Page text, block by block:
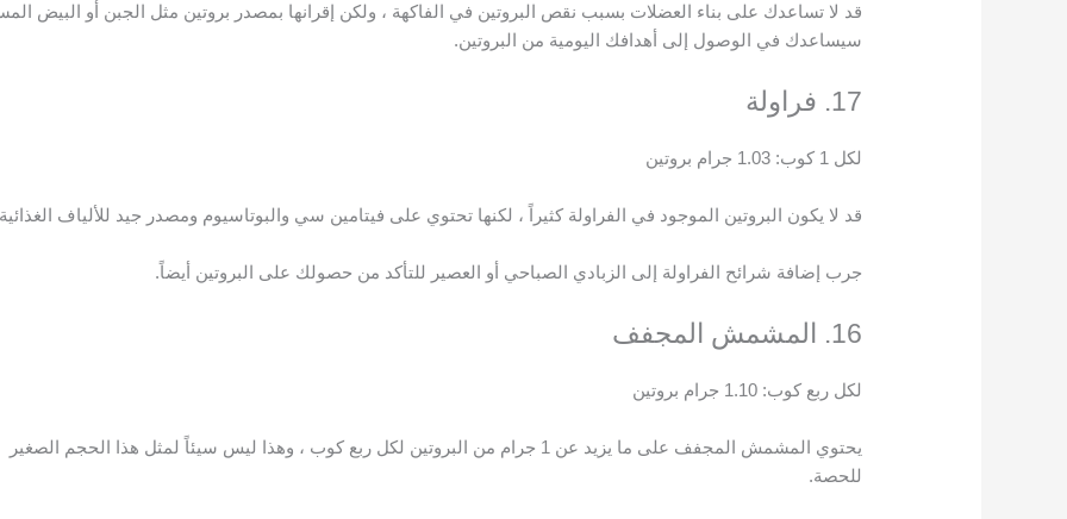
قد لا تساعدك على بناء العضلات بسبب نقص البروتين في الفاكهة ، ولكن إقرانها بمصدر بروتين مثل الجبن أو البيض
سيساعدك في الوصول إلى أهدافك اليومية من البروتين.
17. فراولة
لكل 1 كوب: 1.03 جرام بروتين
قد لا يكون البروتين الموجود في الفراولة كثيراً ، لكنها تحتوي على فيتامين سي والبوتاسيوم ومصدر جيد للألياف
جرب إضافة شرائح الفراولة إلى الزبادي الصباحي أو العصير للتأكد من حصولك على البروتين أيضاً.
16. المشمش المجفف
لكل ربع كوب: 1.10 جرام بروتين
يحتوي المشمش المجفف على ما يزيد عن 1 جرام من البروتين لكل ربع كوب ، وهذا ليس سيئاً لمثل هذا الحجم الصغير
للحصة.